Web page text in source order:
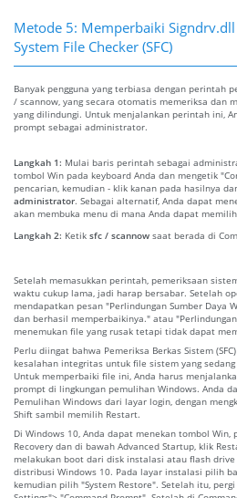
Metode 5: Memperbaiki
System File Checker (SFC)
Banyak pengguna yang terbiasa dengan perintah
/ scannow, yang secara otomatis memeriksa dan
yang dilindungi. Untuk menjalankan perintah ini,
prompt sebagai administrator.
Langkah 1: Mulai baris perintah sebagai
tombol Win pada keyboard Anda dan mengetik
pencarian, kemudian - klik kanan pada hasilnya
administrator. Sebagai alternatif, Anda dapat
akan membuka menu di mana Anda dapat memilih
Langkah 2: Ketik sfc / scannow saat berada di
Setelah memasukkan perintah, pemeriksaan
waktu cukup lama, jadi harap bersabar. Setelah
mendapatkan pesan "Perlindungan Sumber Daya
dan berhasil memperbaikinya." atau
menemukan file yang rusak tetapi tidak dapat
Perlu diingat bahwa Pemeriksa Berkas Sistem
kesalahan integritas untuk file sistem yang
Untuk memperbaiki file ini, Anda harus
prompt di lingkungan pemulihan Windows. Anda
Pemulihan Windows dari layar login, dengan
Shift sambil memilih Restart.
Di Windows 10, Anda dapat menekan tombol
Recovery dan di bawah Advanced Startup, klik
melakukan boot dari disk instalasi atau flash drive
distribusi Windows 10. Pada layar instalasi pilih
kemudian pilih "System Restore". Setelah itu,